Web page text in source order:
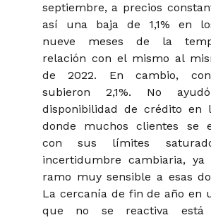
septiembre, a precios
así una baja de 1,1% en
nueve meses de la
relación con el mismo al
de 2022. En cambio,
subieron 2,1%. No
disponibilidad de crédito en
donde muchos clientes se
con sus límites
incertidumbre cambiaria,
ramo muy sensible a esas
La cercanía de fin de año en
que no se reactiva está